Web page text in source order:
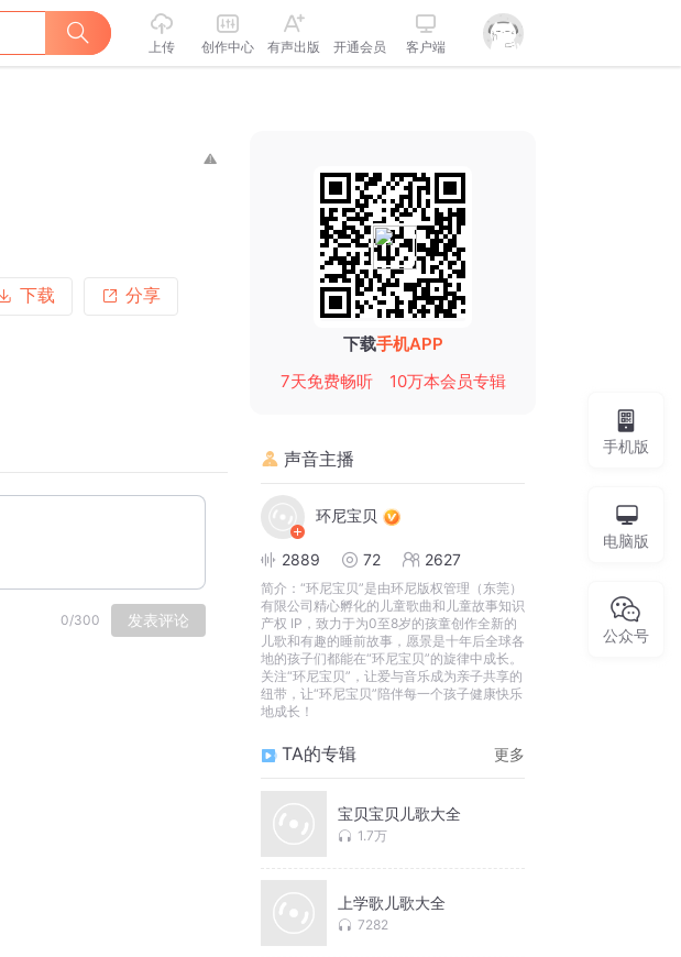
上传 创作中心 有声出版 开通会员 客户端
下载 分享
0/300 发表评论
下载手机APP
7天免费畅听
10万本会员专辑
声音主播
环尼宝贝
2889 72 2627
简介： “环尼宝贝”是由环尼版权管理（东莞）
有限公司精心孵化的儿童歌曲和儿童故事知识
产权 IP，致力于为0至8岁的孩童创作全新的
儿歌和有趣的睡前故事，愿景是十年后全球各
地的孩子们都能在“环尼宝贝”的旋律中成长。
关注“环尼宝贝”，让爱与音乐成为亲子共享的
纽带，让“环尼宝贝”陪伴每一个孩子健康快乐
地成长！
TA的专辑 更多
宝贝宝贝儿歌大全
1.7万
上学歌儿歌大全
7282
手机版
电脑版
公众号